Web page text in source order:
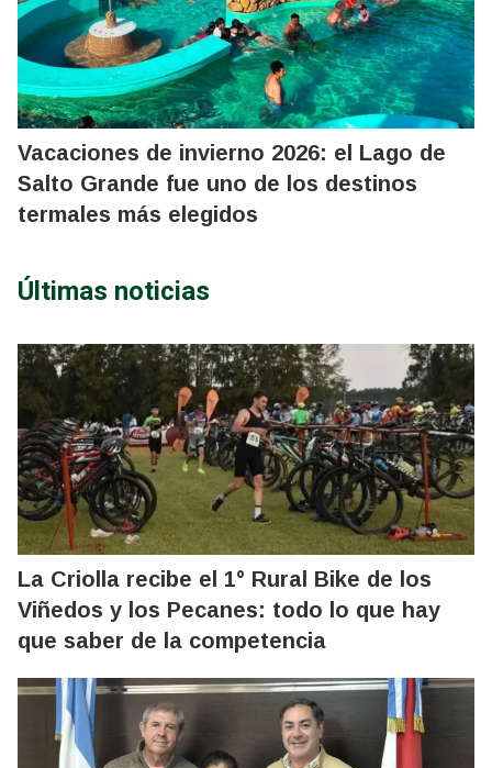
Vacaciones de invierno 2026: el Lago de
Salto Grande fue uno de los destinos
termales más elegidos
Últimas noticias
La Criolla recibe el 1° Rural Bike de los
Viñedos y los Pecanes: todo lo que hay
que saber de la competencia